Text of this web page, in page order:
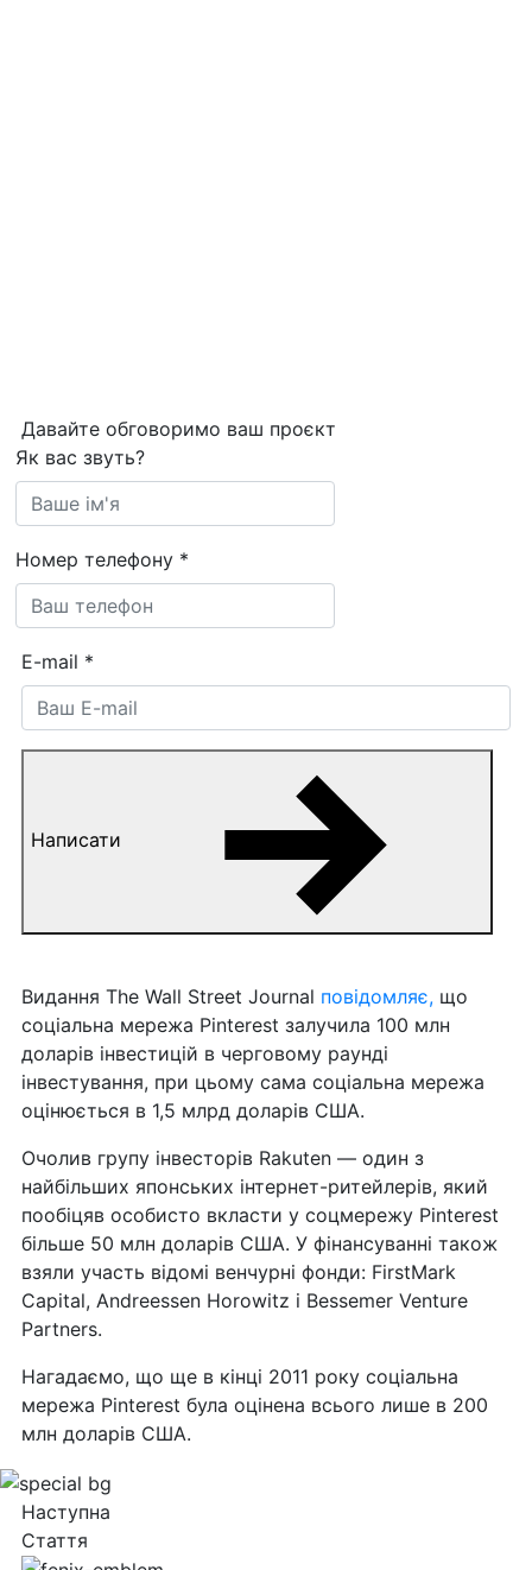
Давайте обговоримо ваш проєкт
Як вас звуть?
Номер телефону *
E-mail *
Написати
Видання The Wall Street Journal повідомляє,що
соціальна мережа Pinterest залучила 100 млн
доларів інвестицій в черговому раунді
інвестування, при цьому сама соціальна мережа
оцінюється в 1,5 млрд доларів США.
Очолив групу інвесторів Rakuten — один з
найбільших японських інтернет-ритейлерів, який
пообіцяв особисто вкласти у соцмережу Pinterest
більше 50 млн доларів США. У фінансуванні також
взяли участь відомі венчурні фонди: FirstMark
Capital, Andreessen Horowitz і Bessemer Venture
Partners.
Нагадаємо, що ще в кінці 2011 року соціальна
мережа Pinterest була оцінена всього лише в 200
млн доларів США.
Наступна
Стаття